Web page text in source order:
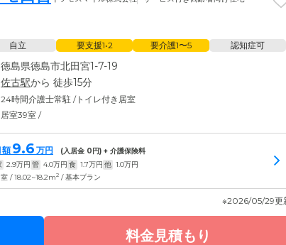
自立 要支援1•2 要介護1〜5 認知症可
徳島県徳島市北田宮1-7-19
佐古駅から 徒歩15分
24時間介護士常駐 /トイレ付き居室
居室39室 /
額 9.6 万円 (入居金 0円) + 介護保険料
2.9万円 管 4.0万円 食 1.7万円 他 1.0万円
/ 18.02~18.2m2 / 基本プラン
※2026/05/29更
料金見積もり